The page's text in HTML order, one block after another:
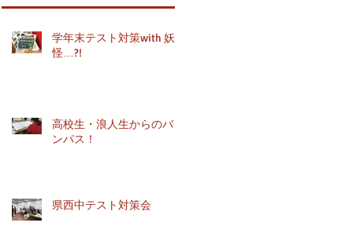
学年末テスト対策with 妖
怪…?!
高校生・浪人生からのバト
ンパス！
県西中テスト対策会